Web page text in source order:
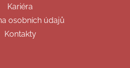
Kariéra
osobních údajů
Kontakty